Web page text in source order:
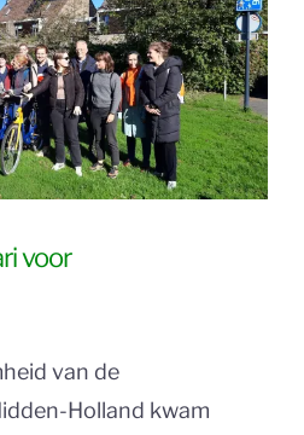
voor
van de
Holland kwam